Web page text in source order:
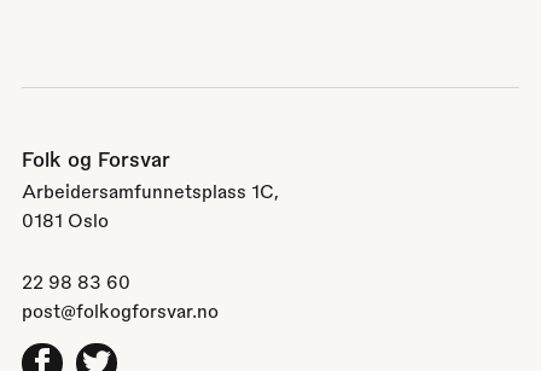
Folk og Forsvar
Arbeidersamfunnetsplass 1C,
0181 Oslo
22 98 83 60
post@folkogforsvar.no
Facebook
Twitter